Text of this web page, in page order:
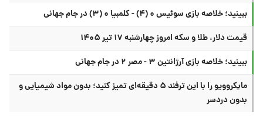
ببینید؛ خلاصه بازی سوئیس ۰ (۴) - کلمبیا ۰ (۳) در جام جهانی
قیمت دلار، طلا و سکه امروز چهارشنبه ۱۷ تیر ۱۴۰۵
ببینید؛ خلاصه بازی آرژانتین ۳ - مصر ۲ در جام جهانی
مایکروویو را با این ترفند ۵ دقیقه‌ای تمیز کنید؛ بدون مواد شیمیایی و
بدون دردسر